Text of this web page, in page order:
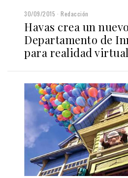
30/09/2015 Redacción
Havas crea un nuevo
Departamento de
para realidad virtual